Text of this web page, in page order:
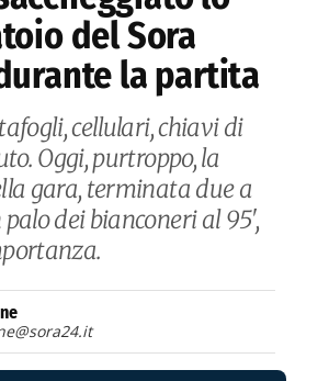
del Sora
la partita
cellulari, chiavi di
Oggi, purtroppo, la
gara, terminata due a
palo dei bianconeri al 95',